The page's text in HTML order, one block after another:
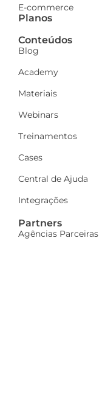
E-commerce
Planos
Conteúdos
Blog
Academy
Materiais
Webinars
Treinamentos
Cases
Central de Ajuda
Integrações
Partners
Agências Parceiras